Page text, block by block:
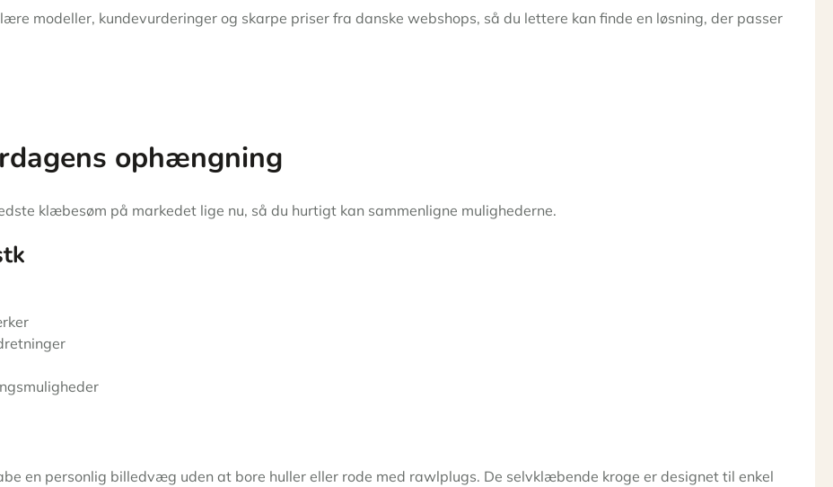
modeller, kundevurderinger og skarpe priser fra danske webshops, så du lettere kan finde en løsning, der passer
ophængning
klæbesøm på markedet lige nu, så du hurtigt kan sammenligne mulighederne.
en personlig billedvæg uden at bore huller eller rode med rawlplugs. De selvklæbende kroge er designet til enkel